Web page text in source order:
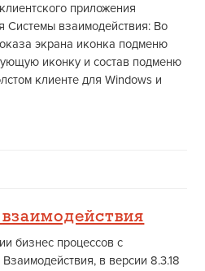
приложения
Системы взаимодействия: Во
экрана иконка подменю
иконку и состав подменю
клиенте для Windows и
бизнес процессов с
в версии 8.3.18